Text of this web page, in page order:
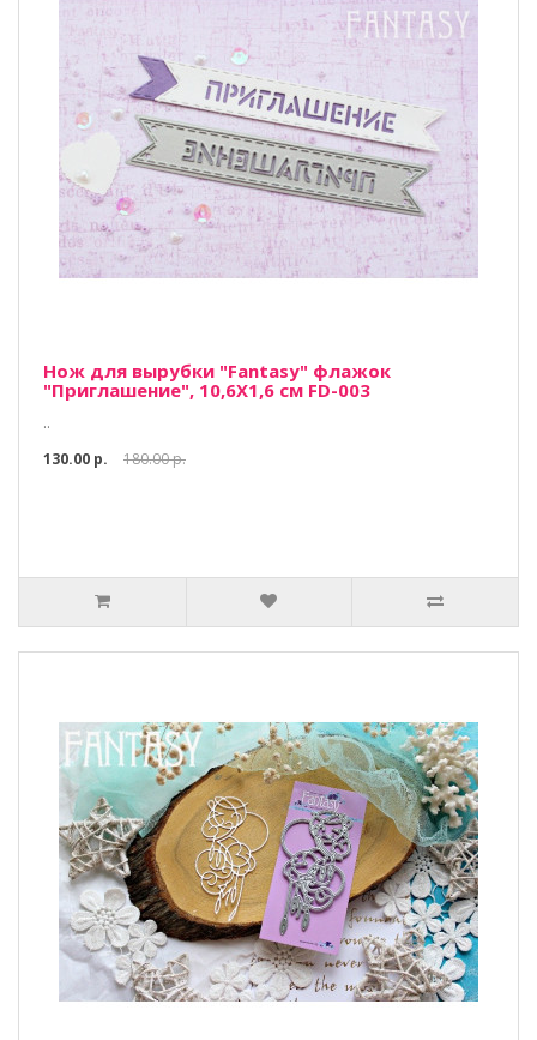
Нож для вырубки "Fantasy" флажок
"Приглашение", 10,6Х1,6 см FD-003
..
130.00 р.
180.00 р.